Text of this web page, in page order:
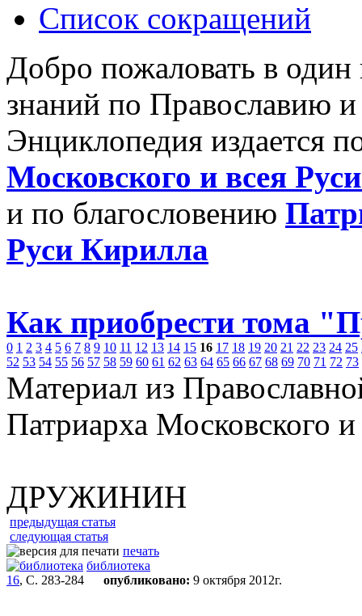
Список сокращений
Добро пожаловать в
знаний по Православию
Энциклопедия издается
Московского и всея
и по благословению
Руси Кирилла
Как приобрести тома
0 1 2 3 4 5 6 7 8 9 10 11 12 13 14 15 16 17 18 19 20 21 22 23 24 25
52 53 54 55 56 57 58 59 60 61 62 63 64 65 66 67 68 69 70 71 72 73
Материал из
Патриарха Московского
ДРУЖИНИН
предыдущая статья
следующая статья
печать
библиотека
16, С. 283-284 опубликовано: 9 октября 2012г.